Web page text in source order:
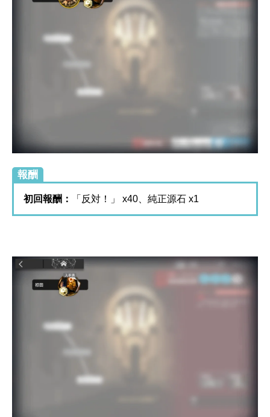
報酬
初回報酬： 「反対！」 x40、純正源石 x1